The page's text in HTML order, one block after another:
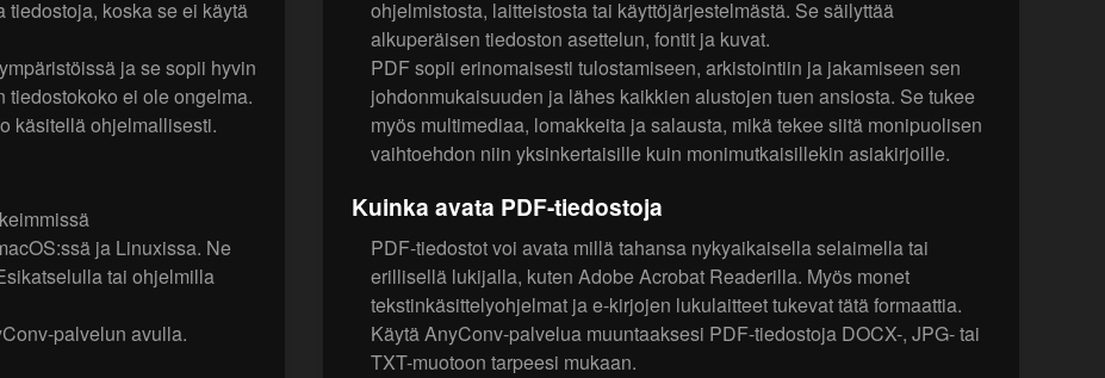
tiedostoja, koska se ei käytä
ja se sopii hyvin
tiedostokoko ei ole ongelma.
käsitellä ohjelmallisesti.
ja Linuxissa. Ne
tai ohjelmilla
palvelun avulla.
ohjelmistosta, laitteistosta tai käyttöjärjestelmästä. Se säilyttää
alkuperäisen tiedoston asettelun, fontit ja kuvat.
PDF sopii erinomaisesti tulostamiseen, arkistointiin ja jakamiseen sen
johdonmukaisuuden ja lähes kaikkien alustojen tuen ansiosta. Se tukee
myös multimediaa, lomakkeita ja salausta, mikä tekee siitä monipuolisen
vaihtoehdon niin yksinkertaisille kuin monimutkaisillekin asiakirjoille.
Kuinka avata PDF-tiedostoja
PDF-tiedostot voi avata millä tahansa nykyaikaisella selaimella tai
erillisellä lukijalla, kuten Adobe Acrobat Readerilla. Myös monet
tekstinkäsittelyohjelmat ja e-kirjojen lukulaitteet tukevat tätä formaattia.
Käytä AnyConv-palvelua muuntaaksesi PDF-tiedostoja DOCX-, JPG- tai
TXT-muotoon tarpeesi mukaan.